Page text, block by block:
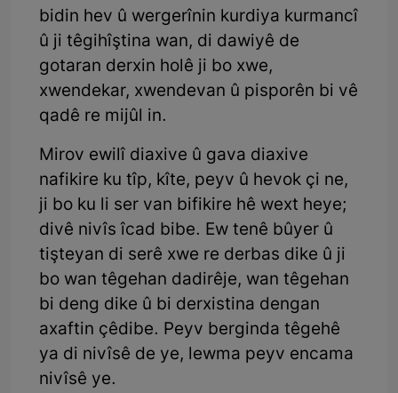
bidin hev û wergerînin kurdiya kurmancî
û ji têgihîştina wan, di dawiyê de
gotaran derxin holê ji bo xwe,
xwendekar, xwendevan û pisporên bi vê
qadê re mijûl in.
Mirov ewilî diaxive û gava diaxive
nafikire ku tîp, kîte, peyv û hevok çi ne,
ji bo ku li ser van bifikire hê wext heye;
divê nivîs îcad bibe. Ew tenê bûyer û
tişteyan di serê xwe re derbas dike û ji
bo wan têgehan dadirêje, wan têgehan
bi deng dike û bi derxistina dengan
axaftin çêdibe. Peyv berginda têgehê
ya di nivîsê de ye, lewma peyv encama
nivîsê ye.